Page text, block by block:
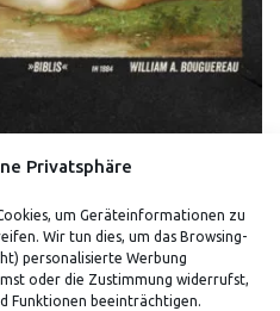
Privatsphäre
um Geräteinformationen zu
Wir tun dies, um das Browsing-
personalisierte Werbung
oder die Zustimmung widerrufst,
Funktionen beeinträchtigen.
(SHIRT)